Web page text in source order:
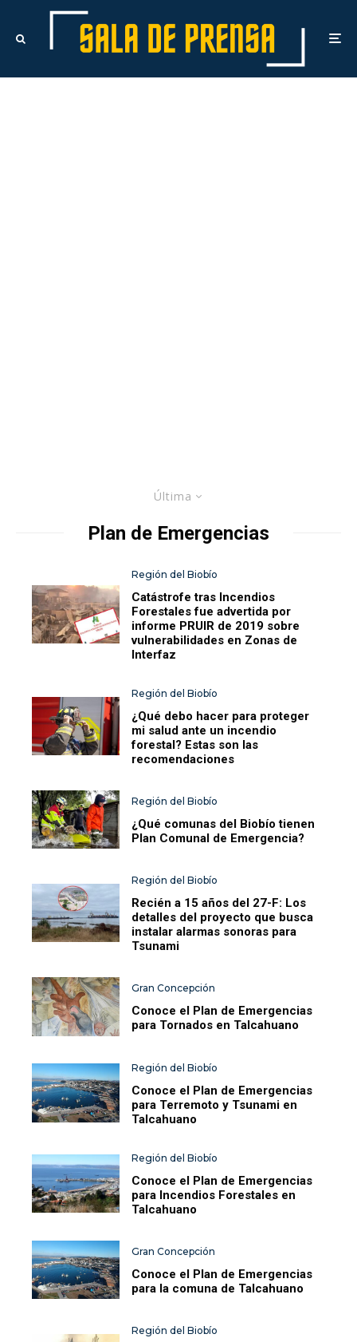
Última
Plan de Emergencias
Región del Biobío
Catástrofe tras Incendios
Forestales fue advertida por
informe PRUIR de 2019 sobre
vulnerabilidades en Zonas de
Interfaz
Región del Biobío
¿Qué debo hacer para proteger
mi salud ante un incendio
forestal? Estas son las
recomendaciones
Región del Biobío
¿Qué comunas del Biobío tienen
Plan Comunal de Emergencia?
Región del Biobío
Recién a 15 años del 27-F: Los
detalles del proyecto que busca
instalar alarmas sonoras para
Tsunami
Gran Concepción
Conoce el Plan de Emergencias
para Tornados en Talcahuano
Región del Biobío
Conoce el Plan de Emergencias
para Terremoto y Tsunami en
Talcahuano
Región del Biobío
Conoce el Plan de Emergencias
para Incendios Forestales en
Talcahuano
Gran Concepción
Conoce el Plan de Emergencias
para la comuna de Talcahuano
Región del Biobío